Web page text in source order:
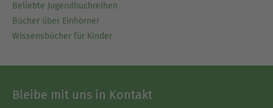
Beliebte Jugendbuchreihen
Bücher über Einhörner
Wissensbücher für Kinder
Bleibe mit uns in Kontakt